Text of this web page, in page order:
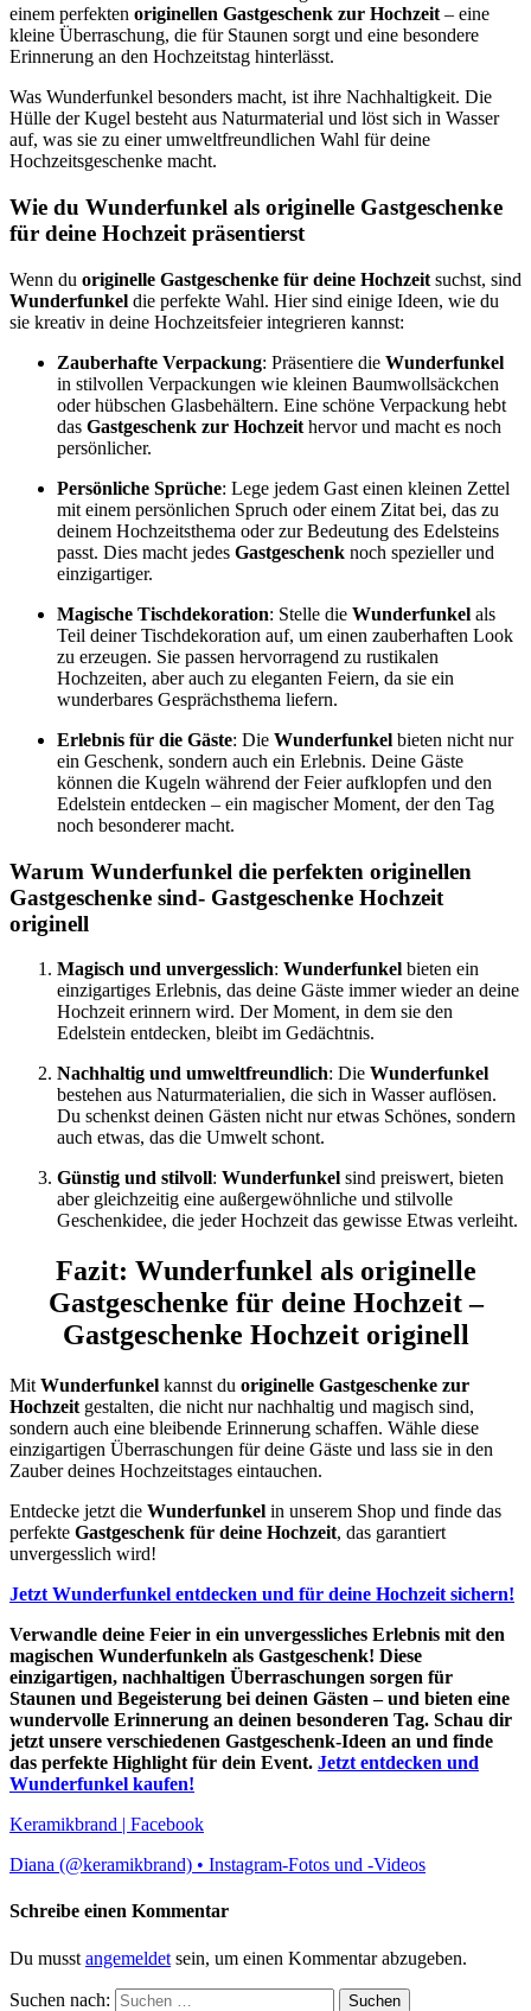
einem perfekten originellen Gastgeschenk zur Hochzeit – eine
kleine Überraschung, die für Staunen sorgt und eine besondere
Erinnerung an den Hochzeitstag hinterlässt.
Was Wunderfunkel besonders macht, ist ihre Nachhaltigkeit. Die
Hülle der Kugel besteht aus Naturmaterial und löst sich in Wasser
auf, was sie zu einer umweltfreundlichen Wahl für deine
Hochzeitsgeschenke macht.
Wie du Wunderfunkel als originelle Gastgeschenke
für deine Hochzeit präsentierst
Wenn du originelle Gastgeschenke für deine Hochzeit suchst, sind
Wunderfunkel die perfekte Wahl. Hier sind einige Ideen, wie du
sie kreativ in deine Hochzeitsfeier integrieren kannst:
Zauberhafte Verpackung: Präsentiere die Wunderfunkel
in stilvollen Verpackungen wie kleinen Baumwollsäckchen
oder hübschen Glasbehältern. Eine schöne Verpackung hebt
das Gastgeschenk zur Hochzeit hervor und macht es noch
persönlicher.
Persönliche Sprüche: Lege jedem Gast einen kleinen Zettel
mit einem persönlichen Spruch oder einem Zitat bei, das zu
deinem Hochzeitsthema oder zur Bedeutung des Edelsteins
passt. Dies macht jedes Gastgeschenk noch spezieller und
einzigartiger.
Magische Tischdekoration: Stelle die Wunderfunkel als
Teil deiner Tischdekoration auf, um einen zauberhaften Look
zu erzeugen. Sie passen hervorragend zu rustikalen
Hochzeiten, aber auch zu eleganten Feiern, da sie ein
wunderbares Gesprächsthema liefern.
Erlebnis für die Gäste: Die Wunderfunkel bieten nicht nur
ein Geschenk, sondern auch ein Erlebnis. Deine Gäste
können die Kugeln während der Feier aufklopfen und den
Edelstein entdecken – ein magischer Moment, der den Tag
noch besonderer macht.
Warum Wunderfunkel die perfekten originellen
Gastgeschenke sind- Gastgeschenke Hochzeit
originell
Magisch und unvergesslich: Wunderfunkel bieten ein
einzigartiges Erlebnis, das deine Gäste immer wieder an deine
Hochzeit erinnern wird. Der Moment, in dem sie den
Edelstein entdecken, bleibt im Gedächtnis.
Nachhaltig und umweltfreundlich: Die Wunderfunkel
bestehen aus Naturmaterialien, die sich in Wasser auflösen.
Du schenkst deinen Gästen nicht nur etwas Schönes, sondern
auch etwas, das die Umwelt schont.
Günstig und stilvoll: Wunderfunkel sind preiswert, bieten
aber gleichzeitig eine außergewöhnliche und stilvolle
Geschenkidee, die jeder Hochzeit das gewisse Etwas verleiht.
Fazit: Wunderfunkel als originelle
Gastgeschenke für deine Hochzeit –
Gastgeschenke Hochzeit originell
Mit Wunderfunkel kannst du originelle Gastgeschenke zur
Hochzeit gestalten, die nicht nur nachhaltig und magisch sind,
sondern auch eine bleibende Erinnerung schaffen. Wähle diese
einzigartigen Überraschungen für deine Gäste und lass sie in den
Zauber deines Hochzeitstages eintauchen.
Entdecke jetzt die Wunderfunkel in unserem Shop und finde das
perfekte Gastgeschenk für deine Hochzeit, das garantiert
unvergesslich wird!
Jetzt Wunderfunkel entdecken und für deine Hochzeit sichern!
Verwandle deine Feier in ein unvergessliches Erlebnis mit den
magischen Wunderfunkeln als Gastgeschenk! Diese
einzigartigen, nachhaltigen Überraschungen sorgen für
Staunen und Begeisterung bei deinen Gästen – und bieten eine
wundervolle Erinnerung an deinen besonderen Tag. Schau dir
jetzt unsere verschiedenen Gastgeschenk-Ideen an und finde
das perfekte Highlight für dein Event. Jetzt entdecken und
Wunderfunkel kaufen!
Keramikbrand | Facebook
Diana (@keramikbrand) • Instagram-Fotos und -Videos
Schreibe einen Kommentar
Du musst angemeldet sein, um einen Kommentar abzugeben.
Suchen nach: